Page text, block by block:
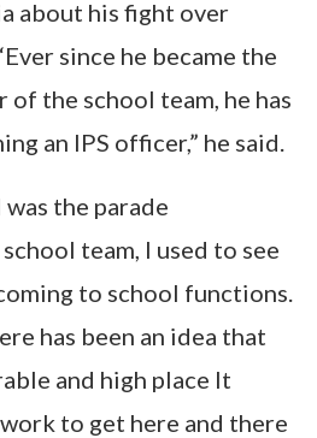
about his fight over
since he became the
of the school team, he has
an IPS officer,” he said.
was the parade
team, I used to see
to school functions.
has been an idea that
and high place It
to get here and there